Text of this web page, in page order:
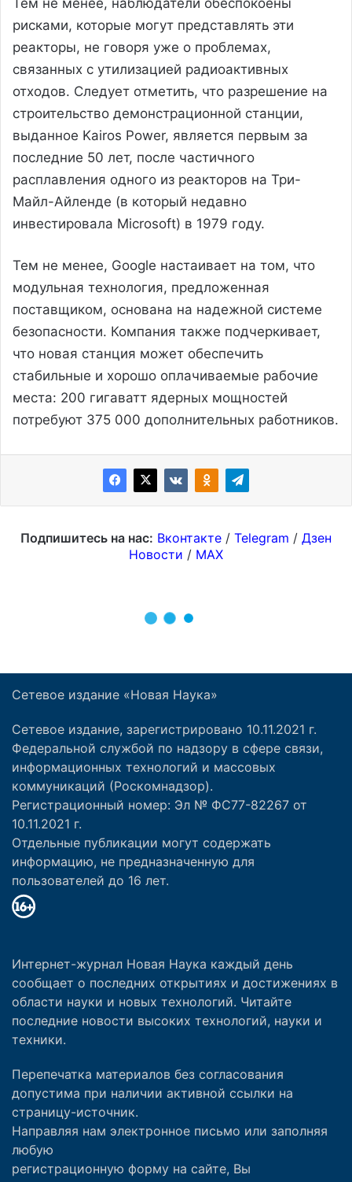
Сетевое издание «Новая Наука»
Сетевое издание, зарегистрировано 10.11.2021 г.
Федеральной службой по надзору в сфере связи,
информационных технологий и массовых
коммуникаций (Роскомнадзор).
Регистрационный номер: Эл № ФС77-82267 от
10.11.2021 г.
Отдельные публикации могут содержать
информацию, не предназначенную для
пользователей до 16 лет.
Интернет-журнал Новая Наука каждый день
сообщает о последних открытиях и достижениях в
области науки и новых технологий. Читайте
последние новости высоких технологий, науки и
техники.
Перепечатка материалов без согласования
допустима при наличии активной ссылки на
страницу-источник.
Направляя нам электронное письмо или заполняя
любую
регистрационную форму на сайте, Вы